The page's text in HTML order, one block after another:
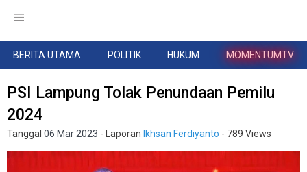
BERITA UTAMA POLITIK HUKUM MOMENTUMTV
PSI Lampung Tolak Penundaan Pemilu
2024
Tanggal 06 Mar 2023 - Laporan Ikhsan Ferdiyanto - 789 Views